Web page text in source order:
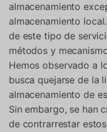
almacenamiento
almacenamiento
de este tipo de
métodos y
Hemos observado a
busca quejarse de la
almacenamiento de
Sin embargo, se han
de contrarrestar